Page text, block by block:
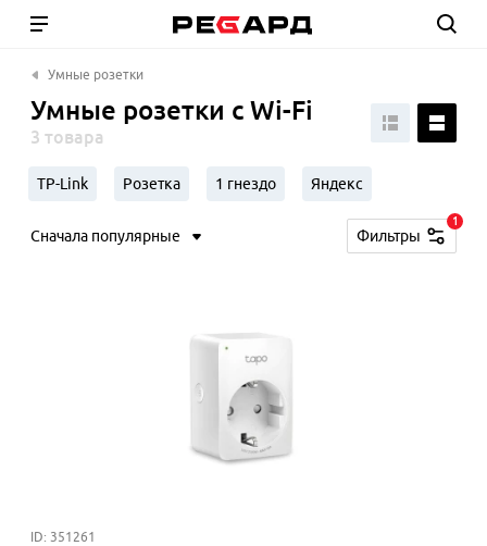
Умные розетки
Умные розетки с Wi-Fi
3 товара
TP-Link Розетка 1 гнездо Яндекс
Сначала популярные Фильтры
1
ID: 351261